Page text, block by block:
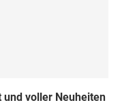
voller Neuheiten